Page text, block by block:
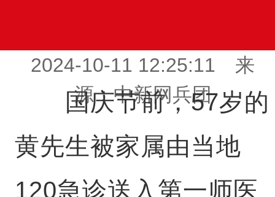
2024-10-11 12:25:11 来
源：中新网兵团
国庆节前，57岁的
黄先生被家属由当地
120急诊送入第一师医